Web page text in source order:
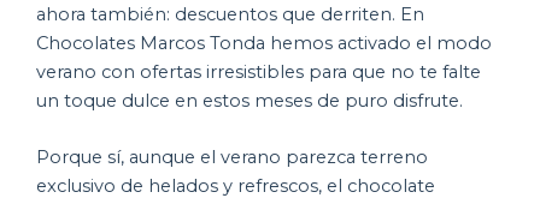
ahora también: descuentos que derriten. En
Chocolates Marcos Tonda hemos activado el modo
verano con ofertas irresistibles para que no te falte
un toque dulce en estos meses de puro disfrute.
Porque sí, aunque el verano parezca terreno
exclusivo de helados y refrescos, el chocolate